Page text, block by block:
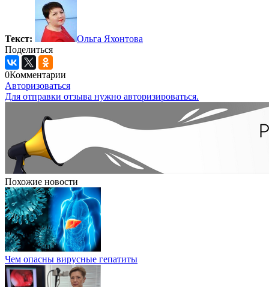
Текст:
Ольга Яхонтова
Поделиться
0Комментарии
Авторизоваться
Для отправки отзыва нужно авторизироваться.
Похожие новости
Чем опасны вирусные гепатиты